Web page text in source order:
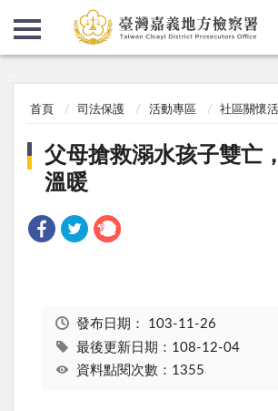
首頁 司法保護 活動專區 社區關懷
父母搶救溺水孩子雙亡
溫暖
發布日期： 103-11-26
最後更新日期：108-12-04
資料點閱次數：1355